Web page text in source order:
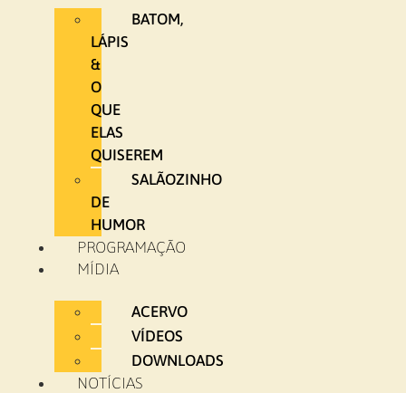
BATOM,
LÁPIS
&
O
QUE
ELAS
QUISEREM
SALÃOZINHO
DE
HUMOR
PROGRAMAÇÃO
MÍDIA
ACERVO
VÍDEOS
DOWNLOADS
NOTÍCIAS